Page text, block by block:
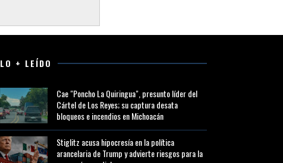
LO + LEÍDO
Cae "Poncho La Quiringua", presunto líder del
Cártel de Los Reyes; su captura desata
bloqueos e incendios en Michoacán
Stiglitz acusa hipocresía en la política
arancelaria de Trump y advierte riesgos para la